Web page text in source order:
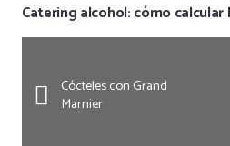
Catering alcohol: cómo
Cócteles con Grand
Marnier